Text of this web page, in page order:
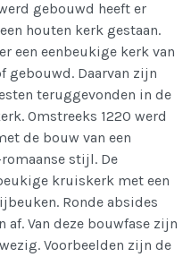
gebouwd heeft er
houten kerk gestaan.
een eenbeukige kerk van
gebouwd. Daarvan zijn
teruggevonden in de
Omstreeks 1220 werd
de bouw van een
stijl. De
kruiskerk met een
Ronde absides
Van deze bouwfase zijn
Voorbeelden zijn de